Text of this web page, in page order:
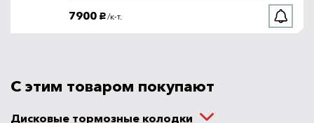
В наличии
7900 руб. /к-т.
С этим товаром покупают
Дисковые тормозные колодки